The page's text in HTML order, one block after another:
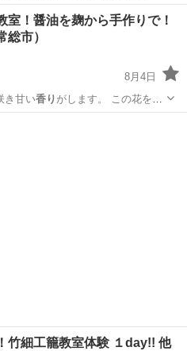
室！醤油を麹から手作りで！
市）
8月4日
き甘い香り がします。 この花を見
竹細工籠教室体験 １day!! 他